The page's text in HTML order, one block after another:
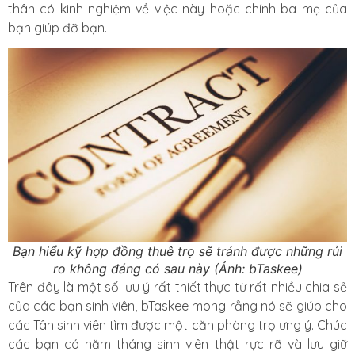
thân có kinh nghiệm về việc này hoặc chính ba mẹ của
bạn giúp đỡ bạn.
Bạn hiểu kỹ hợp đồng thuê trọ sẽ tránh được những rủi
ro không đáng có sau này (Ảnh: bTaskee)
Trên đây là một số lưu ý rất thiết thực từ rất nhiều chia sẻ
của các bạn sinh viên, bTaskee mong rằng nó sẽ giúp cho
các Tân sinh viên tìm được một căn phòng trọ ưng ý. Chúc
các bạn có năm tháng sinh viên thật rực rỡ và lưu giữ